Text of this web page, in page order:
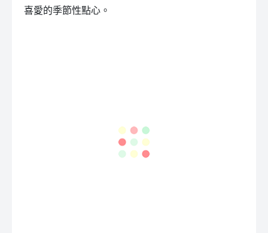
喜愛的季節性點心。